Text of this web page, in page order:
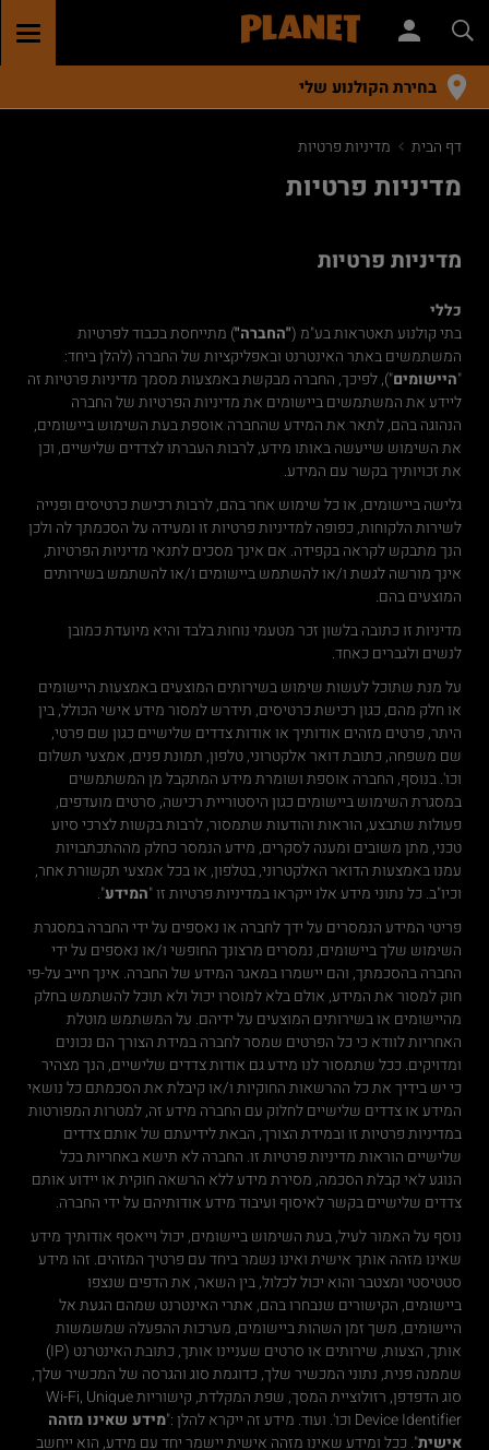
בחירת הקולנוע שלי
דף הבית מדיניות פרטיות
מדיניות פרטיות
מדיניות פרטיות
כללי
בתי קולנוע תאטראות בע"מ ("החברה") מתייחסת בכבוד לפרטיות
המשתמשים באתר האינטרנט ובאפליקציות של החברה (להלן ביחד:
"היישומים"), לפיכך, החברה מבקשת באמצעות מסמך מדיניות פרטיות זה
ליידע את המשתמשים ביישומים את מדיניות הפרטיות של החברה
הנהוגה בהם, לתאר את המידע שהחברה אוספת בעת השימוש ביישומים,
את השימוש שייעשה באותו מידע, לרבות העברתו לצדדים שלישיים, וכן
את זכויותיך בקשר עם המידע.
גלישה ביישומים, או כל שימוש אחר בהם, לרבות רכישת כרטיסים ופנייה
לשירות הלקוחות, כפופה למדיניות פרטיות זו ומעידה על הסכמתך לה ולכן
הנך מתבקש לקראה בקפידה. אם אינך מסכים לתנאי מדיניות הפרטיות,
אינך מורשה לגשת ו/או להשתמש ביישומים ו/או להשתמש בשירותים
המוצעים בהם.
מדיניות זו כתובה בלשון זכר מטעמי נוחות בלבד והיא מיועדת כמובן
לנשים ולגברים כאחד.
על מנת שתוכל לעשות שימוש בשירותים המוצעים באמצעות היישומים
או חלק מהם, כגון רכישת כרטיסים, תידרש למסור מידע אישי הכולל, בין
היתר, פרטים מזהים אודותיך או אודות צדדים שלישיים כגון שם פרטי,
שם משפחה, כתובת דואר אלקטרוני, טלפון, תמונת פנים, אמצעי תשלום
וכו'. בנוסף, החברה אוספת ושומרת מידע המתקבל מן המשתמשים
במסגרת השימוש ביישומים כגון היסטוריית רכישה, סרטים מועדפים,
פעולות שתבצע, הוראות והודעות שתמסור, לרבות בקשות לצרכי סיוע
טכני, מתן משובים ומענה לסקרים, מידע הנמסר כחלק מההתכתבויות
עמנו באמצעות הדואר האלקטרוני, בטלפון, או בכל אמצעי תקשורת אחר,
וכיו"ב. כל נתוני מידע אלו ייקראו במדיניות פרטיות זו "המידע".
פריטי המידע הנמסרים על ידך לחברה או נאספים על ידי החברה במסגרת
השימוש שלך ביישומים, נמסרים מרצונך החופשי ו/או נאספים על ידי
החברה בהסכמתך, והם יישמרו במאגר המידע של החברה. אינך חייב על-פי
חוק למסור את המידע, אולם בלא למוסרו יכול ולא תוכל להשתמש בחלק
מהיישומים או בשירותים המוצעים על ידיהם. על המשתמש מוטלת
האחריות לוודא כי כל הפרטים שמסר לחברה במידת הצורך הם נכונים
ומדויקים. ככל שתמסור לנו מידע גם אודות צדדים שלישיים, הנך מצהיר
כי יש בידיך את כל ההרשאות החוקיות ו/או קיבלת את הסכמתם כל נושאי
המידע או צדדים שלישיים לחלוק עם החברה מידע זה, למטרות המפורטות
במדיניות פרטיות זו ובמידת הצורך, הבאת לידיעתם של אותם צדדים
שלישיים הוראות מדיניות פרטיות זו. החברה לא תישא באחריות בכל
הנוגע לאי קבלת הסכמה, מסירת מידע ללא הרשאה חוקית או יידוע אותם
צדדים שלישיים בקשר לאיסוף ועיבוד מידע אודותיהם על ידי החברה.
נוסף על האמור לעיל, בעת השימוש ביישומים, יכול וייאסף אודותיך מידע
שאינו מזהה אותך אישית ואינו נשמר ביחד עם פרטיך המזהים. זהו מידע
סטטיסטי ומצטבר והוא יכול לכלול, בין השאר, את הדפים שנצפו
ביישומים, הקישורים שנבחרו בהם, אתרי האינטרנט שמהם הגעת אל
היישומים, משך זמן השהות ביישומים, מערכות ההפעלה שמשמשות
אותך, הצעות, שירותים או סרטים שעניינו אותך, כתובת האינטרנט (IP)
שממנה פנית, נתוני המכשיר שלך, כדוגמת סוג והגרסה של המכשיר שלך,
סוג הדפדפן, רזולוציית המסך, שפת המקלדת, קישוריות Wi-Fi, Unique
Device Identifier וכו'. ועוד. מידע זה ייקרא להלן :"
מידע שאינו מזהה
אישית". ככל ומידע שאינו מזהה אישית יישמר יחד עם מידע, הוא ייחשב